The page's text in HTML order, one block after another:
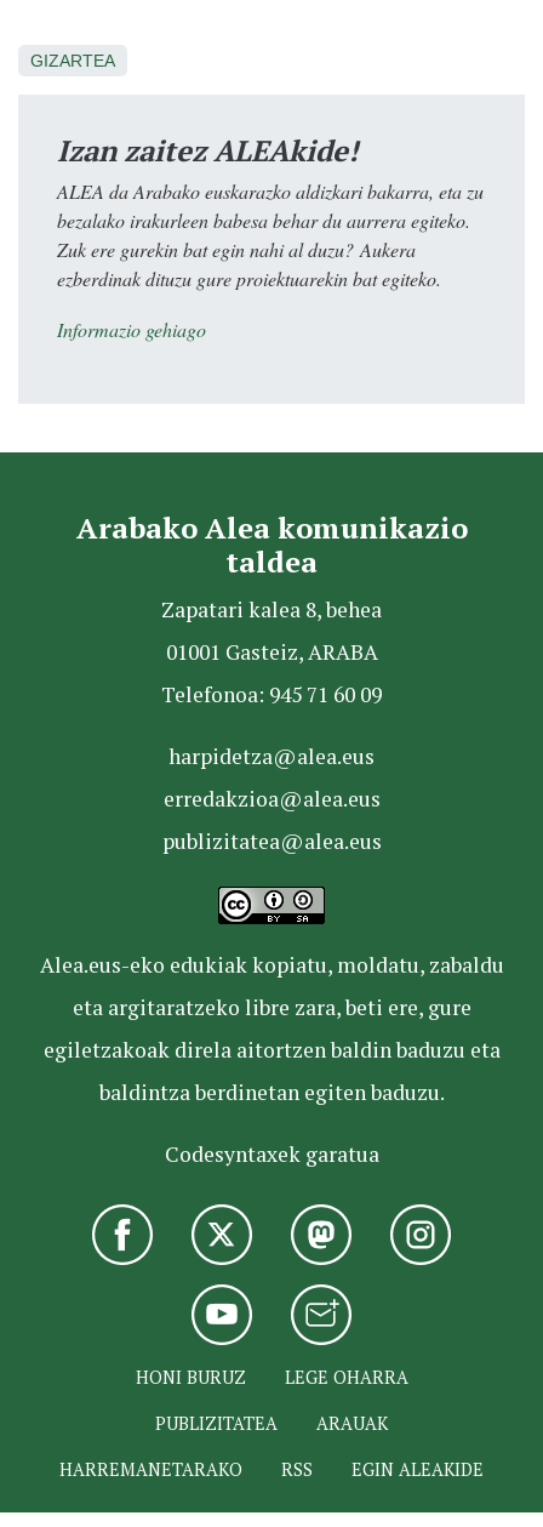
GIZARTEA
Izan zaitez ALEAkide!
ALEA da Arabako euskarazko aldizkari bakarra, eta zu
bezalako irakurleen babesa behar du aurrera egiteko.
Zuk ere gurekin bat egin nahi al duzu? Aukera
ezberdinak dituzu gure proiektuarekin bat egiteko.
Informazio gehiago
Arabako Alea komunikazio
taldea
Zapatari kalea 8, behea
01001 Gasteiz, ARABA
Telefonoa: 945 71 60 09
harpidetza@alea.eus
erredakzioa@alea.eus
publizitatea@alea.eus
Alea.eus-eko edukiak kopiatu, moldatu, zabaldu
eta argitaratzeko libre zara, beti ere, gure
egiletzakoak direla aitortzen baldin baduzu eta
baldintza berdinetan egiten baduzu.
Codesyntaxek garatua
HONI BURUZ
LEGE OHARRA
PUBLIZITATEA
ARAUAK
HARREMANETARAKO
RSS EGIN ALEAKIDE